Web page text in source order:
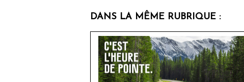
DANS LA MÊME RUBRIQUE :